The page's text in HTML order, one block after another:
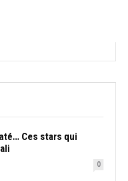
Ces stars qui
0